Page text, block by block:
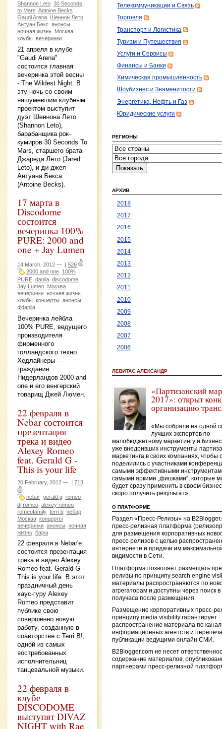
Shannon Leto 30 Seconds
to Mars Antoine Becks
Gaudi Arena Шеннон Лето
Антуан Бекс анонсы
ночная жизнь Москва
клубы вечеринки
21 апреля в клубе
"Gaudi Arena"
состоится главная
вечеринка этой весны
- The Wildest Night. В
эту ночь со своим
нашумевшим клубным
проектом выступит
дуэт Шеннона Лето
(Shannon Leto),
барабанщика рок-
кумиров 30 Seconds To
Mars, старшего брата
Джареда Лето (Jared
Leto), и ди-джея
Антуана Бекса
(Antoine Becks).
17 марта в
Discodome
состоится
вечеринка 100%
PURE: 2000 and
one + Jay Lumen
14 March, 2012 —
526
2000 and one 100%
PURE danila discodome
Jay Lumen Москва
вечеринки ночная жизнь
клубы концерты анонсы
djdanila
Вечеринка лейбла
100% PURE, ведущего
производителя
фирменного
голландского техно.
Хедлайнеры —
гражданин
Нидерландов 2000 and
one и его венгерский
товарищ Джей Люмен.
22 февраля в
Nebar состоится
презентация
трека и видео
Alexey Romeo
feat. Gerald G -
This is your life
20 February, 2012 — | 713
nebar gerald g romeo
dj romeo alexey romeo
romeofamily terri b небар
Москва концерты
вечеринки анонсы ночная
жизнь бары
22 февраля в Nebar'е
состоится презентация
трека и видео Alexey
Romeo feat. Gerald G -
This is your life. В этот
праздничный день
хаус-гуру Alexey
Romeo представит
публике свою
совершенно новую
работу, созданную в
соавторстве с Terri B!,
одной из самых
востребованных
исполнительниц
танцевальной музыки.
22 февраля в
клубе
DISCODOME
выступят DIVAZ
NIGHT with Rae
Телекоммуникации и Связь
Торговля
Транспорт и Логистика
Туризм и Путешествия
Услуги и Сервисы
Финансы и Банки
Химическая промышленность
Шоубизнес и Знаменитости
Энергетика, Нефть и Газ
Юридические услуги
РЕГИОНЫ
АРХИВ
2018
2017
2016
2015
2014
2013
2012
2011
2010
2009
2008
2007
2006
ЛЕВИТАС АЛЕКСАНДР
«Партизанский
2017»: открыт
организацию
«Мы собрали на одной
лучших экспертов по
малобюджетному маркетингу и
уже внедривших инструменты
маркетинга в своих компаниях, чтобы
поделились с участниками
самыми эффективными
самыми яркими „фишками“, которые
будет сразу применить в своем
скоро получить результат»
О ПЛАТФОРМЕ
Раздел «Пресс-Релизы» на
пресс-релизная платформа
для размещения корпоративных
пресс-релизов с целью
интернете и придачи им
видимости в Сети.
Платформа позволяет размещать
релизы по принципу search engine
материалы распространяются по
агрегаторам и доступны через поиск
получаса после размещения.
Размещение корпоративных пресс-
принципу media visibility гарантирует
распространение материала по
информационных агентств и
публикации ведущими онлайн СМИ.
B2Blogger.com не несет
содержание материалов,
партнерами пресс-релизной